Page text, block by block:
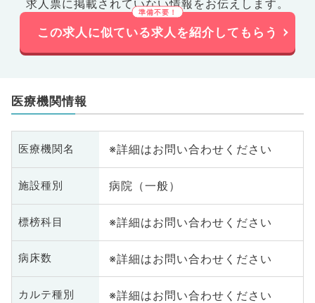
求人票に掲載されていない情報をお伝えします。
この求人に似ている求人を紹介してもらう
医療機関情報
医療機関名 ※詳細はお問い合わせください
施設種別 病院（一般）
標榜科目 ※詳細はお問い合わせください
病床数 ※詳細はお問い合わせください
カルテ種別 ※詳細はお問い合わせください